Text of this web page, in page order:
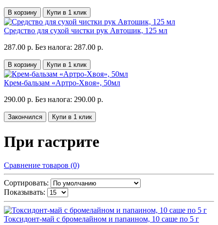
В корзину Купи в 1 клик
Средство для сухой чистки рук Автошик, 125 мл
287.00 р. Без налога: 287.00 р.
В корзину Купи в 1 клик
Крем-бальзам «Артро-Хвоя», 50мл
290.00 р. Без налога: 290.00 р.
Закончился Купи в 1 клик
При гастрите
Сравнение товаров (0)
Сортировать:
Показывать:
Токсидонт-май с бромелайном и папаином, 10 саше по 5 г